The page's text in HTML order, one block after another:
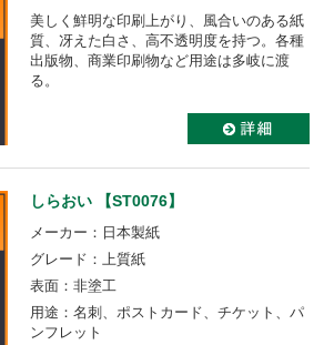
美しく鮮明な印刷上がり、風合いのある紙
質、冴えた白さ、高不透明度を持つ。各種
出版物、商業印刷物など用途は多岐に渡
る。
しらおい 【ST0076】
メーカー：日本製紙
グレード：上質紙
表面：非塗工
用途：名刺、ポストカード、チケット、パ
ンフレット